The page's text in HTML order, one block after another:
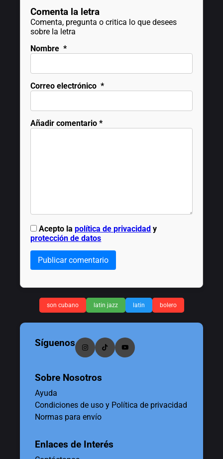
Comenta la letra
Comenta, pregunta o critica lo que desees
sobre la letra
Nombre *
Correo electrónico *
Añadir comentario *
Acepto lapolítica de privacidad y
protección de datos
Publicar comentario
son cubano latin jazz latin bolero
Síguenos
Sobre Nosotros
Ayuda
Condiciones de uso y Política de privacidad
Normas para envío
Enlaces de Interés